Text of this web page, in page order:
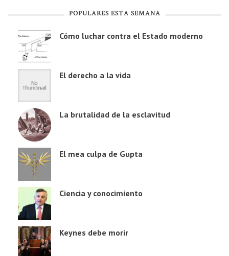
POPULARES ESTA SEMANA
Cómo luchar contra el Estado moderno
El derecho a la vida
La brutalidad de la esclavitud
El mea culpa de Gupta
Ciencia y conocimiento
Keynes debe morir